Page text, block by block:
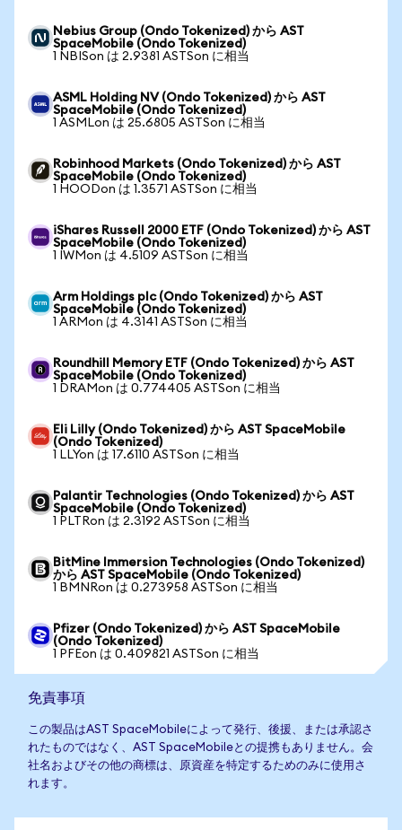
Nebius Group (Ondo Tokenized) から AST
SpaceMobile (Ondo Tokenized)
1 NBISon は 2.9381 ASTSon に相当
ASML Holding NV (Ondo Tokenized) から AST
SpaceMobile (Ondo Tokenized)
1 ASMLon は 25.6805 ASTSon に相当
Robinhood Markets (Ondo Tokenized) から AST
SpaceMobile (Ondo Tokenized)
1 HOODon は 1.3571 ASTSon に相当
iShares Russell 2000 ETF (Ondo Tokenized) から AST
SpaceMobile (Ondo Tokenized)
1 IWMon は 4.5109 ASTSon に相当
Arm Holdings plc (Ondo Tokenized) から AST
SpaceMobile (Ondo Tokenized)
1 ARMon は 4.3141 ASTSon に相当
Roundhill Memory ETF (Ondo Tokenized) から AST
SpaceMobile (Ondo Tokenized)
1 DRAMon は 0.774405 ASTSon に相当
Eli Lilly (Ondo Tokenized) から AST SpaceMobile
(Ondo Tokenized)
1 LLYon は 17.6110 ASTSon に相当
Palantir Technologies (Ondo Tokenized) から AST
SpaceMobile (Ondo Tokenized)
1 PLTRon は 2.3192 ASTSon に相当
BitMine Immersion Technologies (Ondo Tokenized)
から AST SpaceMobile (Ondo Tokenized)
1 BMNRon は 0.273958 ASTSon に相当
Pfizer (Ondo Tokenized) から AST SpaceMobile
(Ondo Tokenized)
1 PFEon は 0.409821 ASTSon に相当
免責事項
この製品はAST SpaceMobileによって発行、後援、または承認さ
れたものではなく、AST SpaceMobileとの提携もありません。会
社名およびその他の商標は、原資産を特定するためのみに使用さ
れます。